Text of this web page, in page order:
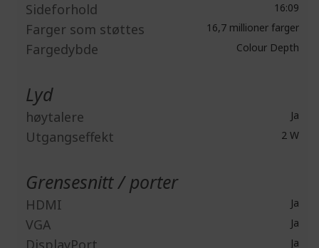
Sideforhold 16:09
Farger som støttes 16,7 millioner farger
Fargedybde Colour Depth
Lyd
høytalere Ja
Utgangseffekt 2 W
Grensesnitt / porter
HDMI Ja
VGA Ja
DisplayPort Ja